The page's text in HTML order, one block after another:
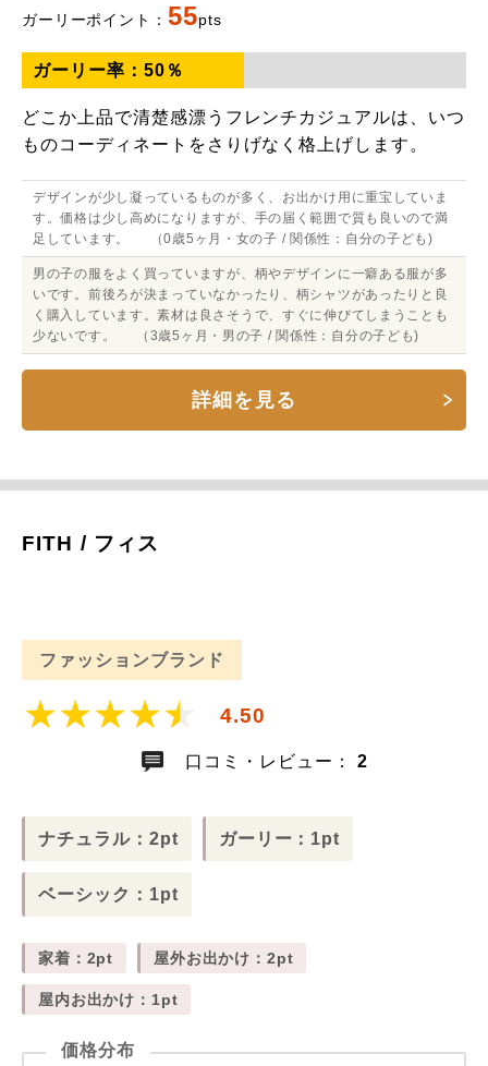
ガーリーポイント： 55pts
ガーリー率： 50 ％
どこか上品で清楚感漂うフレンチカジュアルは、いつ
ものコーディネートをさりげなく格上げします。
デザインが少し凝っているものが多く、お出かけ用に重宝していま
す。価格は少し高めになりますが、手の届く範囲で質も良いので満
足しています。 （0歳5ヶ月・女の子 / 関係性：自分の子ども)
男の子の服をよく買っていますが、柄やデザインに一癖ある服が多
いです。前後ろが決まっていなかったり、柄シャツがあったりと良
く購入しています。素材は良さそうで、すぐに伸びてしまうことも
少ないです。 （3歳5ヶ月・男の子 / 関係性：自分の子ども)
詳細を見る
FITH / フィス
ファッションブランド
4.50
口コミ・レビュー： 2
ナチュラル：2pt ガーリー：1pt
ベーシック：1pt
家着：2pt 屋外お出かけ：2pt
屋内お出かけ：1pt
価格分布